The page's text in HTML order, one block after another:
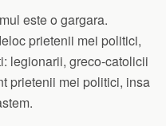
este o gargara.
prietenii mei politici,
legionarii, greco-catolicii
prietenii mei politici, insa